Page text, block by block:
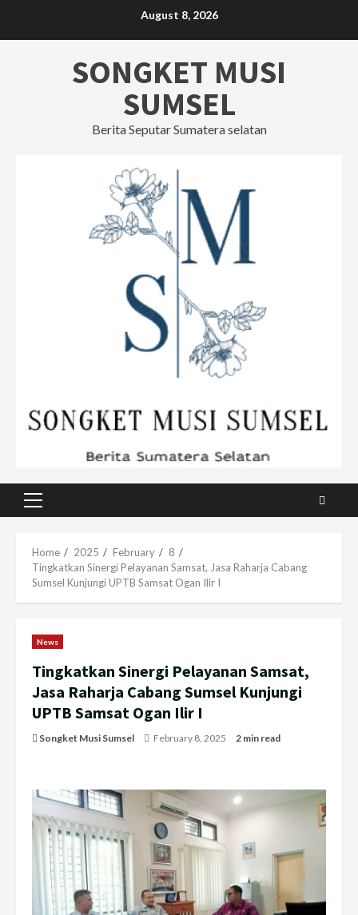
August 8, 2026
SONGKET MUSI
SUMSEL
Berita Seputar Sumatera selatan
Primary
Home 2025 February
8
Tingkatkan Sinergi Pelayanan Samsat, Jasa Raharja Cabang
Sumsel Kunjungi UPTB Samsat Ogan Ilir I
News
Tingkatkan Sinergi Pelayanan Samsat,
Jasa Raharja Cabang Sumsel Kunjungi
UPTB Samsat Ogan Ilir I
Songket Musi Sumsel February 8, 2025 2 min read